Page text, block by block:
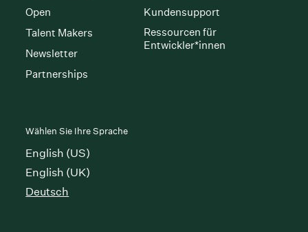
Open
Talent Makers
Newsletter
Partnerships
Kundensupport
Ressourcen für
Entwickler*innen
Wählen Sie Ihre Sprache
English (US)
English (UK)
Deutsch